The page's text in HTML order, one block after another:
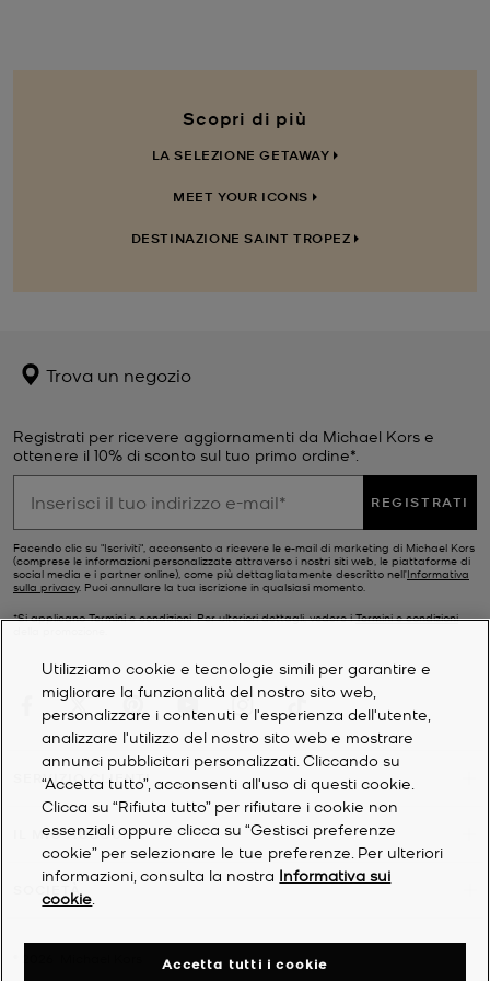
Scopri di più
LA SELEZIONE GETAWAY
MEET YOUR ICONS
DESTINAZIONE SAINT TROPEZ
Trova un negozio
Registrati per ricevere aggiornamenti da Michael Kors e
ottenere il 10% di sconto sul tuo primo ordine*.
REGISTRATI
Facendo clic su "Iscriviti", acconsento a ricevere le e-mail di marketing di Michael Kors
(comprese le informazioni personalizzate attraverso i nostri siti web, le piattaforme di
social media e i partner online), come più dettagliatamente descritto nell’Informativa
sulla privacy. Puoi annullare la tua iscrizione in qualsiasi momento.
*Si applicano Termini e condizioni. Per ulteriori dettagli, vedere iTermini e condizioni
SERVIZIO CLIENTI
IL MIO ACCOUNT
SOCIETÀ
Utilizziamo cookie e tecnologie simili per garantire e
migliorare la funzionalità del nostro sito web,
personalizzare i contenuti e l'esperienza dell'utente,
analizzare l'utilizzo del nostro sito web e mostrare
annunci pubblicitari personalizzati. Cliccando su
“Accetta tutto”, acconsenti all'uso di questi cookie.
Clicca su “Rifiuta tutto” per rifiutare i cookie non
essenziali oppure clicca su “Gestisci preferenze
cookie” per selezionare le tue preferenze. Per ulteriori
informazioni, consulta la nostra Informativa sui
cookie
Accetta tutti i cookie